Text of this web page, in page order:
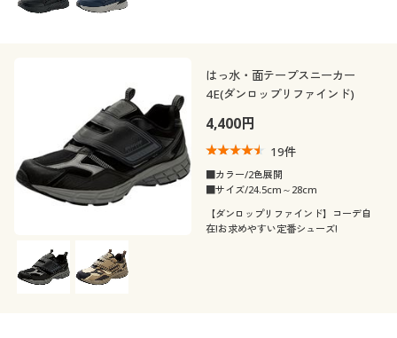
はっ水・面テープスニーカー
4E(ダンロップリファインド)
4,400円
19件
■カラー/2色展開
■サイズ/24.5cm～28cm
【ダンロップリファインド】コーデ自
在!お求めやすい定番シューズ!